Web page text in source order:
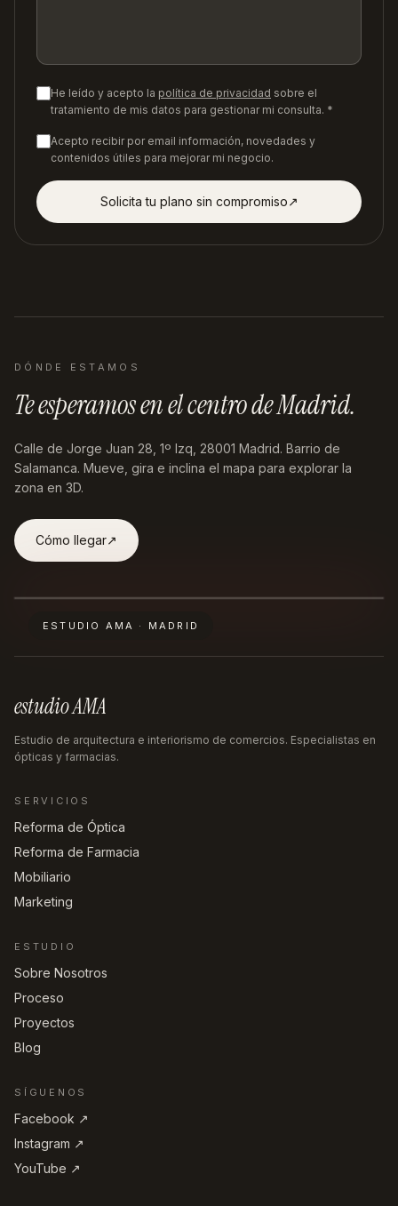
He leído y acepto la política de privacidad sobre el
tratamiento de mis datos para gestionar mi consulta. *
Acepto recibir por email información, novedades y
contenidos útiles para mejorar mi negocio.
Solicita tu plano sin compromiso↗︎
DÓNDE ESTAMOS
Te esperamos enel centro de Madrid.
Calle de Jorge Juan 28, 1º Izq, 28001 Madrid. Barrio de
Salamanca. Mueve, gira e inclina el mapa para explorar la
zona en 3D.
Cómo llegar↗︎
ESTUDIO AMA · MADRID
estudio AMA
Estudio de arquitectura e interiorismo de comercios. Especialistas en
ópticas y farmacias.
SERVICIOS
Reforma de Óptica
Reforma de Farmacia
Mobiliario
Marketing
ESTUDIO
Sobre Nosotros
Proceso
Proyectos
Blog
SÍGUENOS
Facebook ↗︎
Instagram ↗︎
YouTube ↗︎